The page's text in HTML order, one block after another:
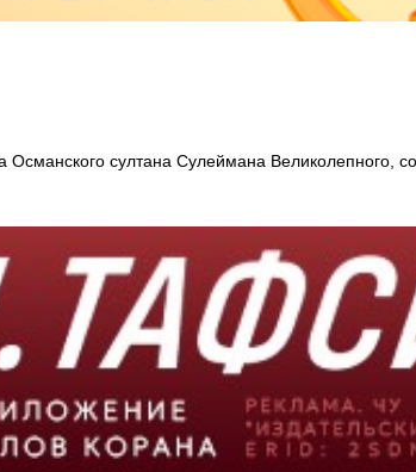
султана Сулеймана Великолепного,